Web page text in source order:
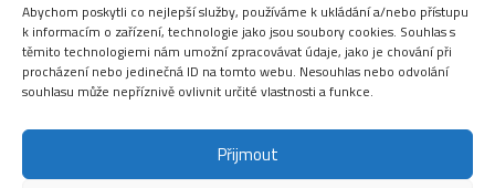
Abychom poskytli co nejlepší služby, používáme k ukládání a/nebo přístupu
k informacím o zařízení, technologie jako jsou soubory cookies. Souhlas s
těmito technologiemi nám umožní zpracovávat údaje, jako je chování při
procházení nebo jedinečná ID na tomto webu. Nesouhlas nebo odvolání
souhlasu může nepříznivě ovlivnit určité vlastnosti a funkce.
Přijmout